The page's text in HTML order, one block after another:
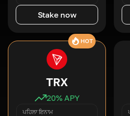
Stake now
HOT
TRX
20% APY
ਪਹਿਲਾ ਇਨਾਮ